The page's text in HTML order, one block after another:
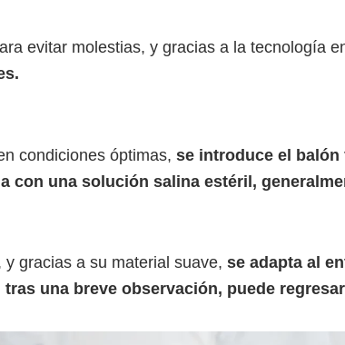
evitar molestias, y gracias a la tecnología
condiciones óptimas, se introduce el balón
con una solución salina estéril,
gracias a su material suave, se adapta al
tras una breve observación, puede